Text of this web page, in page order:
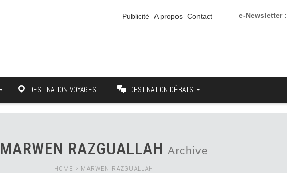
e-Newsletter :
Publicité A propos Contact
DESTINATION VOYAGES DESTINATION DÉBATS
MARWEN RAZGUALLAH Archive
HOME > MARWEN RAZGUALLAH